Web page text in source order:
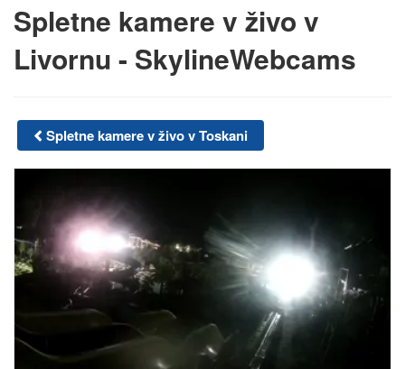
Spletne kamere v živo v
Livornu - SkylineWebcams
Spletne kamere v živo v Toskani